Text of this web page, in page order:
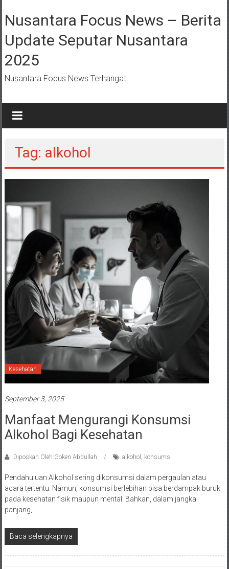
ke
konten
Nusantara Focus News – Berita
Update Seputar Nusantara
2025
Nusantara Focus News Terhangat
Tag: alkohol
Kesehatan
September 3, 2025
Manfaat Mengurangi Konsumsi
Alkohol Bagi Kesehatan
Diposkan Oleh:Goken Abdullah alkohol , konsumsi
Pendahuluan Alkohol sering dikonsumsi dalam pergaulan atau
acara tertentu. Namun, konsumsi berlebihan bisa berdampak buruk
pada kesehatan fisik maupun mental. Bahkan, dalam jangka
panjang,
Baca selengkapnya